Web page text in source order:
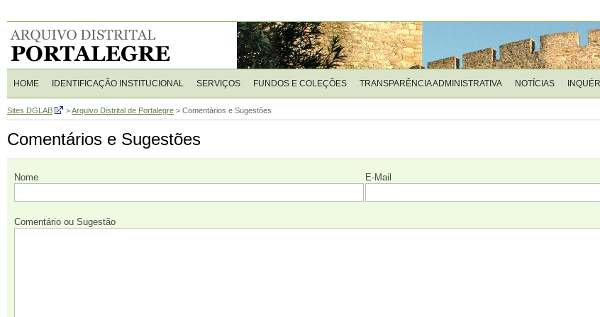
HOME IDENTIFICAÇÃO INSTITUCIONAL SERVIÇOS FUNDOS E COLEÇÕES TRANSPARÊNCIA ADMINISTRATIVA NOTÍCIAS
Sites DGLAB >Arquivo Distrital de Portalegre > Comentários e Sugestões
Comentários e Sugestões
Nome E-Mail
Comentário ou Sugestão